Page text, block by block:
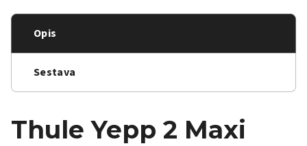
Opis
Sestava
Thule Yepp 2 Maxi